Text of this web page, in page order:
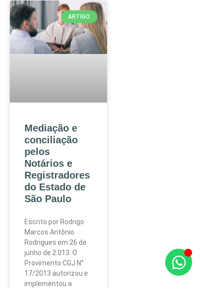
ARTIGO
Mediação e
conciliação
pelos
Notários e
Registradores
do Estado de
São Paulo
Escrito por Rodrigo
Marcos Antônio
Rodrigues em 26 de
junho de 2.013. O
Provimento CGJ N°
17/2013 autorizou e
implementou a